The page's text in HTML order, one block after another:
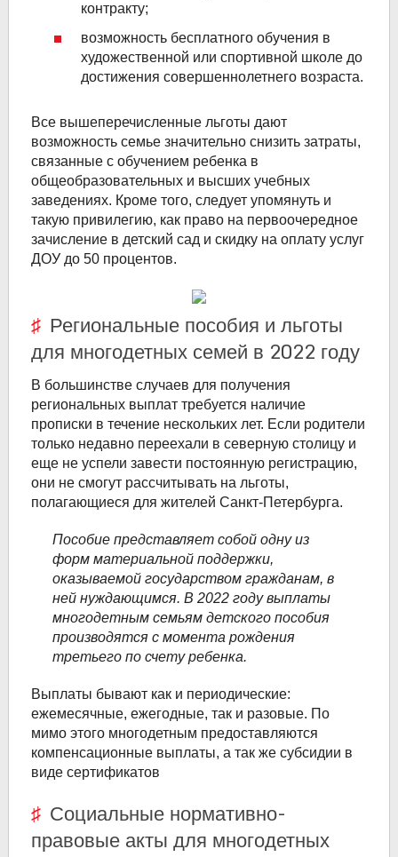
контракту;
возможность бесплатного обучения в
художественной или спортивной школе до
достижения совершеннолетнего возраста.
Все вышеперечисленные льготы дают
возможность семье значительно снизить затраты,
связанные с обучением ребенка в
общеобразовательных и высших учебных
заведениях. Кроме того, следует упомянуть и
такую привилегию, как право на первоочередное
зачисление в детский сад и скидку на оплату услуг
ДОУ до 50 процентов.
Региональные пособия и льготы
для многодетных семей в 2022 году
В большинстве случаев для получения
региональных выплат требуется наличие
прописки в течение нескольких лет. Если родители
только недавно переехали в северную столицу и
еще не успели завести постоянную регистрацию,
они не смогут рассчитывать на льготы,
полагающиеся для жителей Санкт-Петербурга.
Пособие представляет собой одну из
форм материальной поддержки,
оказываемой государством гражданам, в
ней нуждающимся. В 2022 году выплаты
многодетным семьям детского пособия
производятся с момента рождения
третьего по счету ребенка.
Выплаты бывают как и периодические:
ежемесячные, ежегодные, так и разовые. По
мимо этого многодетным предоставляются
компенсационные выплаты, а так же субсидии в
виде сертификатов
Социальные нормативно-
правовые акты для многодетных